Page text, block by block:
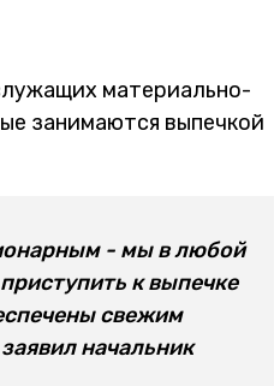
материально-
занимаются выпечкой
- мы в любой
к выпечке
свежим
начальник